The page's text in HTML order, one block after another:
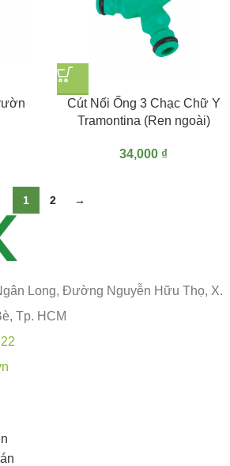
Cút Nối Ống 3 Chạc Chữ Y
Tramontina (Ren ngoài)
34,000 ₫
1 2 →
Long, Đường Nguyễn Hữu Thọ, X.
Tp. HCM